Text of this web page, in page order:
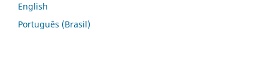
English
Português (Brasil)